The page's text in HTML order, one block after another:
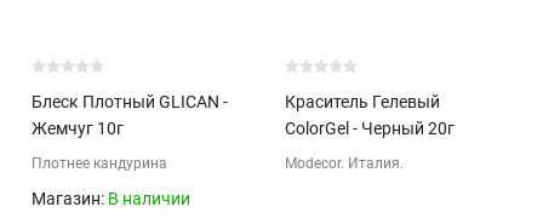
Блеск Плотный GLICAN -
Жемчуг 10г
Плотнее кандурина
Магазин: В наличии
Краситель Гелевый
ColorGel - Черный 20г
Modecor. Италия.